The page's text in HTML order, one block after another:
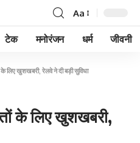
Aa
टेक मनोरंजन धर्म जीवनी
लिए खुशखबरी, रेलवे ने दी बड़ी सुविधा
के लिए खुशखबरी,